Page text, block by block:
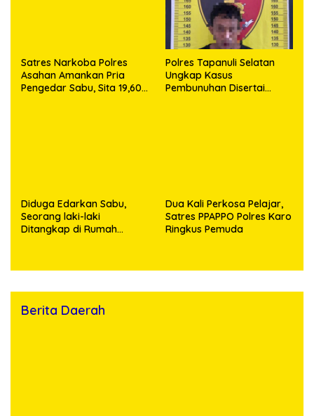
Satres Narkoba Polres
Asahan Amankan Pria
Pengedar Sabu, Sita 19,60
Polres Tapanuli Selatan
Ungkap Kasus
Pembunuhan Disertai
Diduga Edarkan Sabu,
Seorang laki-laki
Ditangkap di Rumah
Dua Kali Perkosa Pelajar,
Satres PPAPPO Polres Karo
Ringkus Pemuda
Berita Daerah